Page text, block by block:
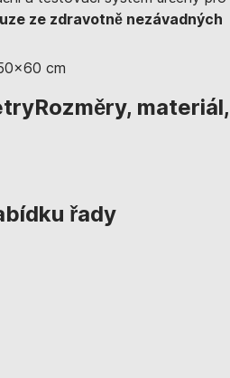
ze zdravotně nezávadných
cm
Rozměry, materiál,
řady